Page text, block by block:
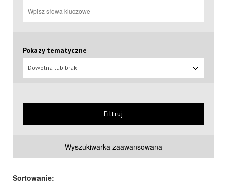
Pokazy tematyczne
Dowolna lub brak
Filtruj
Wyszukiwarka zaawansowana
Sortowanie: